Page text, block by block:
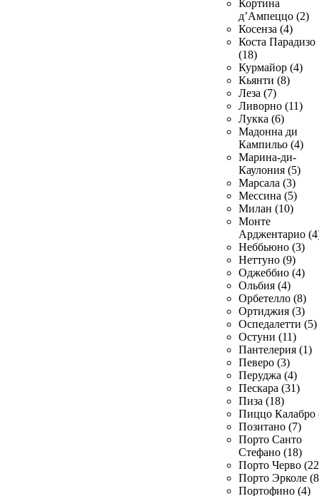
Кортина
д’Ампеццо (2)
Косенза (4)
Коста Парадизо
(18)
Курмайор (4)
Кьянти (8)
Леза (7)
Ливорно (11)
Лукка (6)
Мадонна ди
Кампильо (4)
Марина-ди-
Каулония (5)
Марсала (3)
Мессина (5)
Милан (10)
Монте
Арджентарио
Неббьюно (3)
Неттуно (9)
Оджеббио (4)
Ольбия (4)
Орбетелло (8)
Ортиджия (3)
Оспедалетти (5)
Остуни (11)
Пантелерия (1)
Певеро (3)
Перуджа (4)
Пескара (31)
Пиза (18)
Пиццо Калабро
Позитано (7)
Порто Санто
Стефано (18)
Порто Черво
Порто Эрколе
Портофино (4)